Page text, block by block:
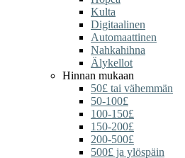
Kulta
Digitaalinen
Automaattinen
Nahkahihna
Älykellot
Hinnan mukaan
50£ tai vähemmän
50-100£
100-150£
150-200£
200-500£
500£ ja ylöspäin